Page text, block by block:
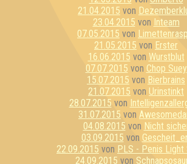
21.04.2015 von
23.04.2015 von Inteam
07.05.2015 von
21.05.2015 von Erster
16.06.2015 von Wurstblut
07.07.2015 von Chop Suey
15.07.2015 von Bierbrains
21.07.2015 von Urinstinkt
28.07.2015 von
31.07.2015 von
04.08.2015 von Nicht
03.09.2015 von
22.09.2015 von PLS - Penis Light
24.09.2015 von